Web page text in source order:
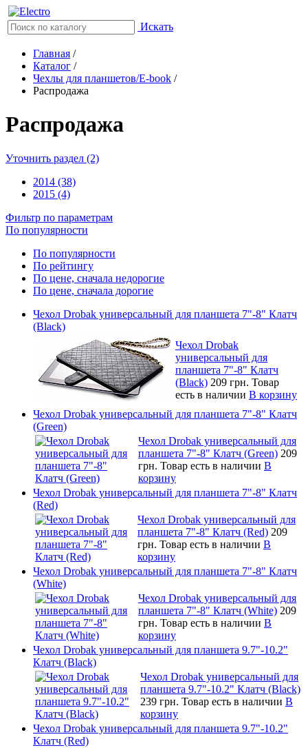
Искать
Главная /
Каталог /
Чехлы для планшетов/E-book /
Распродажа
Распродажа
Уточнить раздел (2)
2014 (38)
2015 (4)
Фильтр по параметрам
По популярности
По популярности
По рейтингу
По цене, сначала недорогие
По цене, сначала дорогие
Чехол Drobak универсальный для планшета 7"-8" Клатч
(Black)
Чехол Drobak
универсальный для
планшета 7"-8" Клатч
(Black) 209 грн. Товар
есть в наличии В корзину
Чехол Drobak универсальный для планшета 7"-8" Клатч
(Green)
Чехол Drobak универсальный для
планшета 7"-8" Клатч (Green) 209
грн. Товар есть в наличии В
корзину
Чехол Drobak универсальный для планшета 7"-8" Клатч
(Red)
Чехол Drobak универсальный для
планшета 7"-8" Клатч (Red) 209
грн. Товар есть в наличии В
корзину
Чехол Drobak универсальный для планшета 7"-8" Клатч
(White)
Чехол Drobak универсальный для
планшета 7"-8" Клатч (White) 209
грн. Товар есть в наличии В
корзину
Чехол Drobak универсальный для планшета 9.7"-10.2"
Клатч (Black)
Чехол Drobak универсальный для
планшета 9.7"-10.2" Клатч (Black)
239 грн. Товар есть в наличии В
корзину
Чехол Drobak универсальный для планшета 9.7"-10.2"
Клатч (Red)